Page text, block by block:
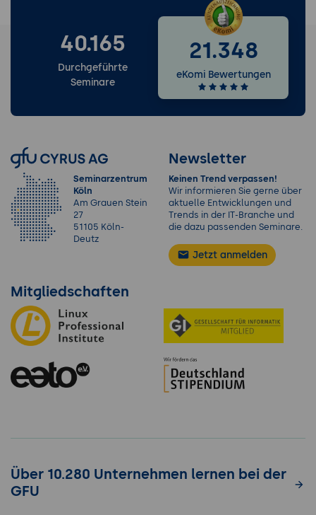
40.165
Durchgeführte
Seminare
21.348
eKomi Bewertungen
Seminarzentrum
Köln
Am Grauen Stein
27
51105 Köln-
Deutz
Newsletter
Keinen Trend verpassen!
Wir informieren Sie gerne über
aktuelle Entwicklungen und
Trends in der IT-Branche und
die dazu passenden Seminare.
Jetzt anmelden
Mitgliedschaften
Über 10.280 Unternehmen lernen bei der
GFU